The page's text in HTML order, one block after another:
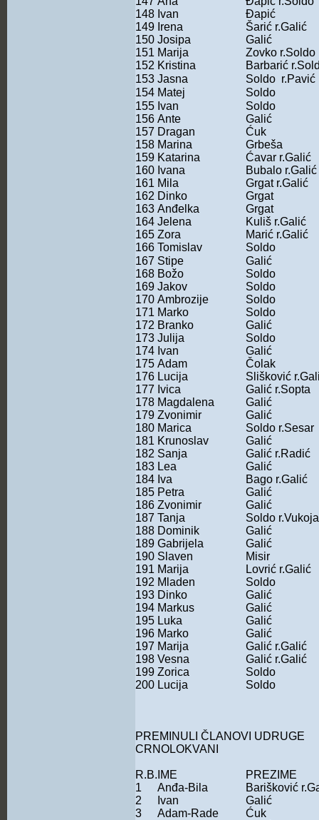
148 Ivan
Đapić
149 Irena
Šarić r.Galić
150 Josipa
Galić
151 Marija
Zovko r.Soldo
152 Kristina
Barbarić
153 Jasna
Soldo r.Pavić
154 Matej
Soldo
155 Ivan
Soldo
156 Ante
Galić
157 Dragan
Ćuk
158 Marina
Grbeša
159 Katarina
Ćavar r.Galić
160 Ivana
Bubalo r.Galić
161 Mila
Grgat r.Galić
162 Dinko
Grgat
163 Anđelka
Grgat
164 Jelena
Kuliš r.Galić
165 Zora
Marić r.Galić
166 Tomislav
Soldo
167 Stipe
Galić
168 Božo
Soldo
169 Jakov
Soldo
170 Ambrozije
Soldo
171 Marko
Soldo
172 Branko
Galić
173 Julija
Soldo
174 Ivan
Galić
175 Adam
Čolak
176 Lucija
Slišković
177 Ivica
Galić r.Sopta
178 Magdalena
Galić
179 Zvonimir
Galić
180 Marica
Soldo r.Sesar
181 Krunoslav
Galić
182 Sanja
Galić r.Radić
183 Lea
Galić
184 Iva
Bago r.Galić
185 Petra
Galić
186 Zvonimir
Galić
187 Tanja
Soldo r.Vukoja
188 Dominik
Galić
189 Gabrijela
Galić
190 Slaven
Misir
191 Marija
Lovrić r.Galić
192 Mladen
Soldo
193 Dinko
Galić
194 Markus
Galić
195 Luka
Galić
196 Marko
Galić
197 Marija
Galić r.Galić
198 Vesna
Galić r.Galić
199 Zorica
Soldo
200 Lucija Soldo
PREMINULI ČLANOVI UDRUGE
CRNOLOKVANI
R.B. IME
PREZIME
1
Anđa-Bila
Barišković
2
Ivan
Galić
3
Adam-Rade
Ćuk